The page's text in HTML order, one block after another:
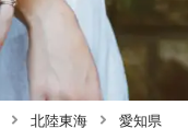
北陸東海 愛知県